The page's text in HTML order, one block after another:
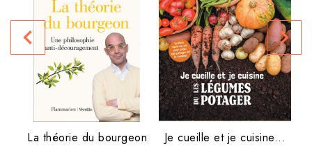
La théorie du bourgeon Je cueille et je cuisine...
navigate_before navigate_next